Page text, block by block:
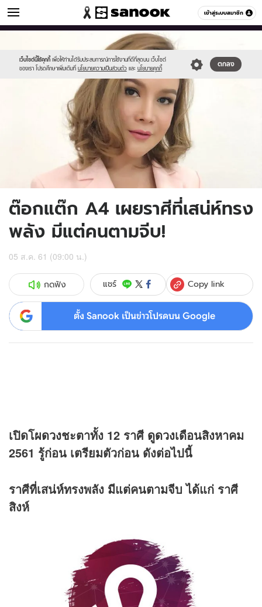
เข้าสู่ระบบสมาชิก
ดูดวง หมวดอื่นๆ
เว็บไซต์นี้ใช้คุกกี้ เพื่อให้ท่านได้รับประสบการณ์การใช้งานที่ดีที่สุดบน เว็บไซต์
ของเรา โปรดศึกษาเพิ่มเติมที่ นโยบายความเป็นส่วนตัว และ นโยบายคุกกี้
ตกลง
//s.isanook.com/sr/0/images/logo-
sanook.png
//s.isanook.com/ho/0/ud/28/144661/toktak3.jpg
ต๊อกแต๊ก A4 เผยราศีที่เสน่ห์ทรง
พลัง มีแต่คนตามจีบ!
05 ส.ค. 61 (09:00 น.)
กดฟัง แชร์ Copy link
ตั้ง Sanook เป็นข่าวโปรดบน Google
เปิดโผดวงชะตาทั้ง 12 ราศี ดูดวงเดือนสิงหาคม
2561 รู้ก่อน เตรียมตัวก่อน ดังต่อไปนี้
ราศีที่เสน่ห์ทรงพลัง มีแต่คนตามจีบ ได้แก่ ราศี
สิงห์